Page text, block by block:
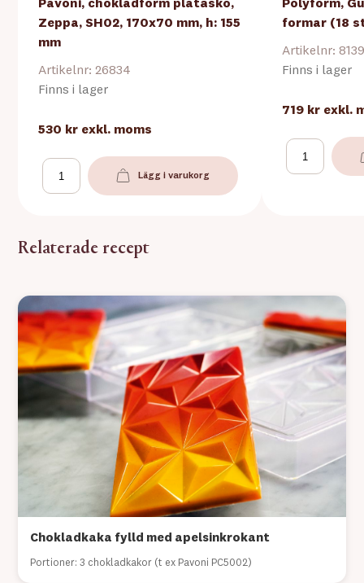
Pavoni, chokladform platåsko,
Zeppa, SH02, 170x70 mm, h: 155
mm
Artikelnr: 26834
Finns i lager
530 kr exkl. moms
Lägg i varukorg
Polyform,
formar (18
Artikelnr:
Finns i lager
719 kr exkl.
Relaterade recept
Chokladkaka fylld med apelsinkrokant
Portioner: 3 chokladkakor (t ex Pavoni PC5002)